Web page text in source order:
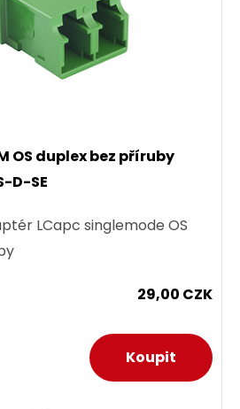
bez příruby
D-SE
LCapc singlemode OS
29,00 CZK